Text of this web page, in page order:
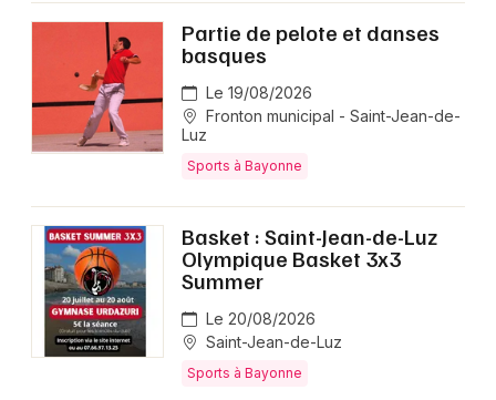
Partie de pelote et danses
basques
Le 19/08/2026
Fronton municipal - Saint-Jean-de-
Luz
Sports à Bayonne
Basket : Saint-Jean-de-Luz
Olympique Basket 3x3
Summer
Le 20/08/2026
Saint-Jean-de-Luz
Sports à Bayonne